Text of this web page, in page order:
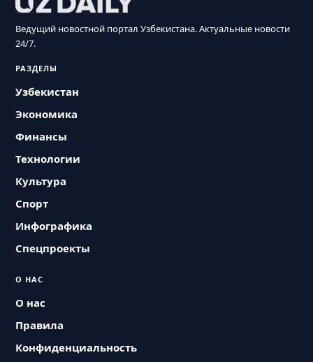
Ведущий новостной портал Узбекистана. Актуальные новости
24/7.
РАЗДЕЛЫ
Узбекистан
Экономика
Финансы
Технологии
Культура
Спорт
Инфографика
Спецпроекты
О НАС
О нас
Правила
Конфиденциальность